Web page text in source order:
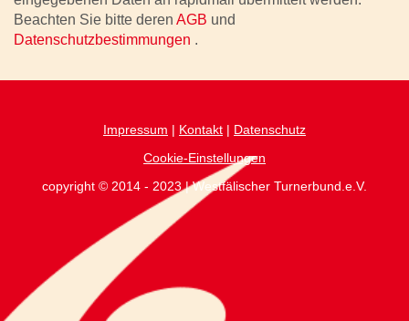
Beachten Sie bitte deren AGB und
Datenschutzbestimmungen .
Impressum | Kontakt | Datenschutz
Cookie-Einstellungen
copyright © 2014 - 2023 | Westfälischer Turnerbund.e.V.